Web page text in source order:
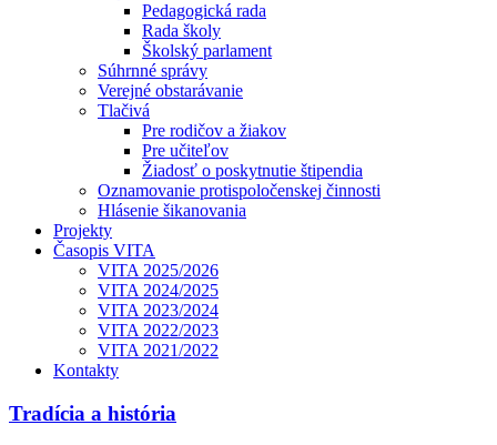
Pedagogická rada
Rada školy
Školský parlament
Súhrnné správy
Verejné obstarávanie
Tlačivá
Pre rodičov a žiakov
Pre učiteľov
Žiadosť o poskytnutie štipendia
Oznamovanie protispoločenskej činnosti
Hlásenie šikanovania
Projekty
Časopis VITA
VITA 2025/2026
VITA 2024/2025
VITA 2023/2024
VITA 2022/2023
VITA 2021/2022
Kontakty
Tradícia a história